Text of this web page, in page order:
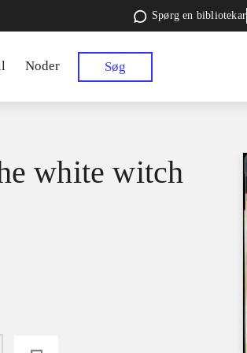
Spørg en bibliotekar
Noder Søg
white witch